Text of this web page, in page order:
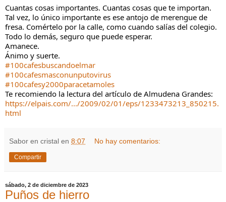
Cuantas cosas importantes. Cuantas cosas que te importan.
Tal vez, lo único importante es ese antojo de merengue de
fresa. Comértelo por la calle, como cuando salías del colegio.
Todo lo demás, seguro que puede esperar.
Amanece.
Ánimo y suerte.
#100cafesbuscandoelmar
#100cafesmasconunputovirus
#100cafesy2000paracetamoles
Te recomiendo la lectura del artículo de Almudena Grandes:
https://elpais.com/.../2009/02/01/eps/1233473213_850215.
html
Sabor en cristal en 8:07 No hay comentarios:
Compartir
sábado, 2 de diciembre de 2023
Puños de hierro